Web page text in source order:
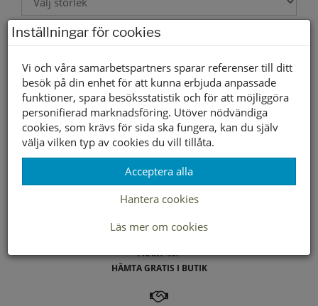
Välj storlek först
Lagerstatus per butik
Butik
41 42 43 44 45
Borlänge
Buffert lager
FRAKT 49:-
HÄMTA GRATIS I BUTIK
Inställningar för cookies
Vi och våra samarbetspartners sparar referenser till ditt
besök på din enhet för att kunna erbjuda anpassade
funktioner, spara besöksstatistik och för att möjliggöra
personifierad marknadsföring. Utöver nödvändiga
cookies, som krävs för sida ska fungera, kan du själv
välja vilken typ av cookies du vill tillåta.
Acceptera alla
Hantera cookies
Läs mer om cookies